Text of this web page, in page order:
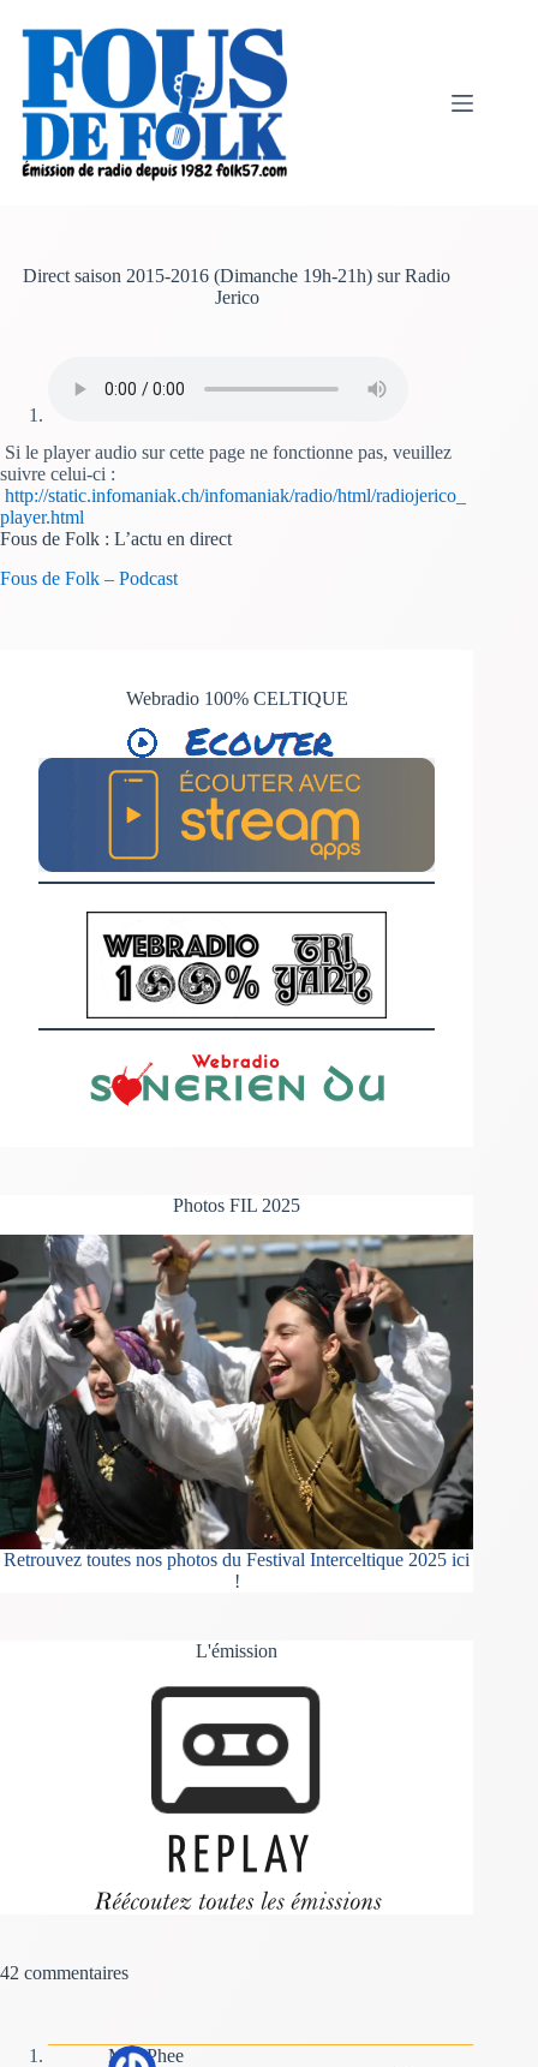
Direct saison 2015-2016 (Dimanche 19h-21h) sur Radio
Jerico
Si le player audio sur cette page ne fonctionne pas, veuillez
suivre celui-ci :
http://static.infomaniak.ch/infomaniak/radio/html/radiojerico_
player.html
Fous de Folk : L’actu en direct
Fous de Folk – Podcast
Webradio 100% CELTIQUE
Photos FIL 2025
Retrouvez toutes nos photos du Festival Interceltique 2025 ici
!
L'émission
42 commentaires
Mac Phee